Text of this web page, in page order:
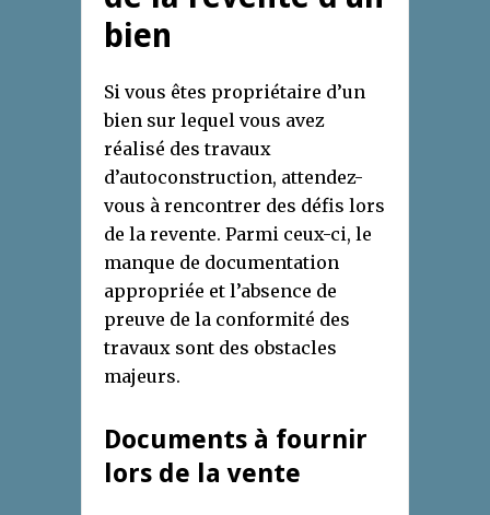
bien
Si vous êtes propriétaire d’un
bien sur lequel vous avez
réalisé des travaux
d’autoconstruction, attendez-
vous à rencontrer des défis lors
de la revente. Parmi ceux-ci, le
manque de documentation
appropriée et l’absence de
preuve de la conformité des
travaux sont des obstacles
majeurs.
Documents à fournir
lors de la vente